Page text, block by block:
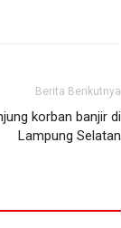
Berita Berikutnya
korban banjir di
Lampung Selatan